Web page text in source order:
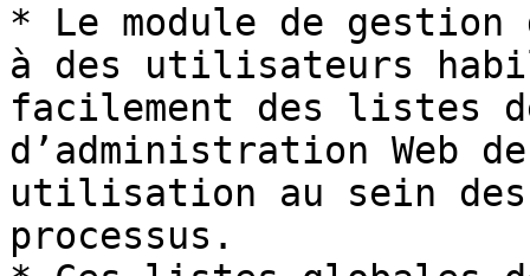
* Le module de
à des utilisateurs
facilement des listes
d’administration Web
utilisation au sein
processus.